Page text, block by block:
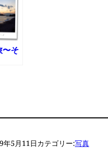
〜そ
年5月11日カテゴリー:写真